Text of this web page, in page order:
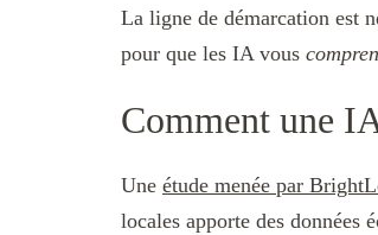
La ligne de démarcation est
pour que les IA vous
Comment une
Une étude menée par
locales apporte des données